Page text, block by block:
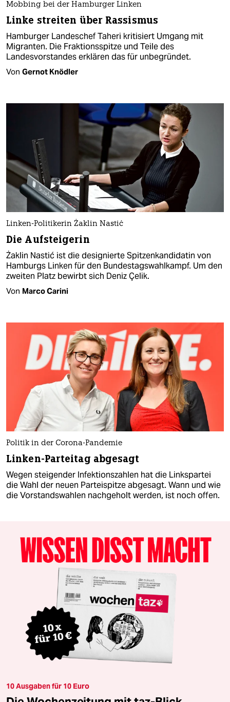
Mobbing bei der Hamburger Linken
Linke streiten über Rassismus
Hamburger Landeschef Taheri kritisiert Umgang mit
Migranten. Die Fraktionsspitze und Teile des
Landesvorstandes erklären das für unbegründet.
Von Gernot Knödler
Linken-Politikerin Żaklin Nastić
Die Aufsteigerin
Żaklin Nastić ist die designierte Spitzenkandidatin von
Hamburgs Linken für den Bundestagswahlkampf. Um den
zweiten Platz bewirbt sich Deniz Çelik.
Von Marco Carini
Politik in der Corona-Pandemie
Linken-Parteitag abgesagt
Wegen steigender Infektionszahlen hat die Linkspartei
die Wahl der neuen Parteispitze abgesagt. Wann und wie
die Vorstandswahlen nachgeholt werden, ist noch offen.
10 Ausgaben für 10 Euro